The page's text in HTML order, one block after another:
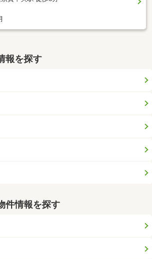
報を探す
件情報を探す